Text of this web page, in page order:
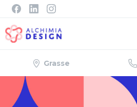
Grasse